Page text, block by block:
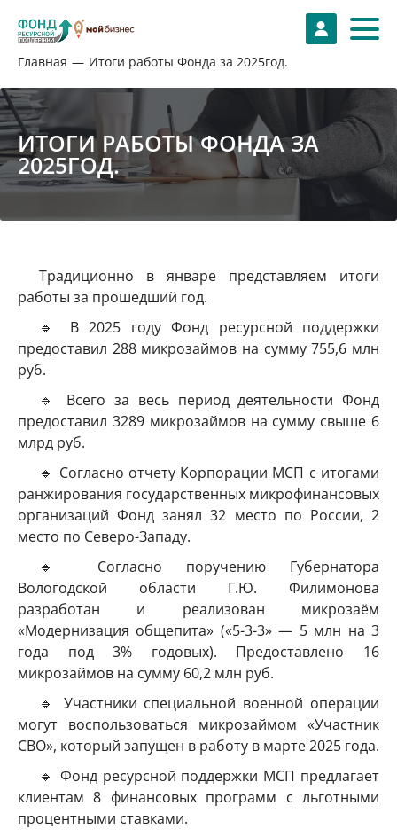
Главная Итоги работы Фонда за 2025год.
ИТОГИ РАБОТЫ ФОНДА ЗА
2025ГОД.
Традиционно в январе представляем итоги
работы за прошедший год.
🔹 В 2025 году Фонд ресурсной поддержки
предоставил 288 микрозаймов на сумму 755,6 млн
руб.
🔹 Всего за весь период деятельности Фонд
предоставил 3289 микрозаймов на сумму свыше 6
млрд руб.
🔹 Согласно отчету Корпорации МСП с итогами
ранжирования государственных микрофинансовых
организаций Фонд занял 32 место по России, 2
место по Северо-Западу.
🔹 Согласно поручению Губернатора
Вологодской области Г.Ю. Филимонова
разработан и реализован микрозаём
«Модернизация общепита» («5-3-3» — 5 млн на 3
года под 3% годовых). Предоставлено 16
микрозаймов на сумму 60,2 млн руб.
🔹 Участники специальной военной операции
могут воспользоваться микрозаймом «Участник
СВО», который запущен в работу в марте 2025 года.
🔹 Фонд ресурсной поддержки МСП предлагает
клиентам 8 финансовых программ с льготными
процентными ставками.